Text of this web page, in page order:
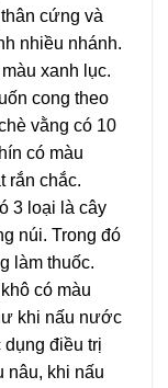
cứng và
nhiều nhánh.
xanh lục.
cong theo
vằng có 10
có màu
rắn chắc.
3 loại là cây
núi. Trong đó
làm thuốc.
có màu
khi nấu nước
dụng điều trị
nâu, khi nấu